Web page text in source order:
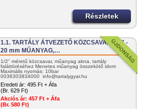
Részletek
1.1. TARTÁLY ÁTVEZETŐ KÖZCSAVAR 1/2" -
20 mm MŰANYAG,…
1/2" méretű közcsavar, műanyag akna, tartály
faláttöréséhez Menetes műanyag összekötő idom
Maximális nyomás: 10bar
0036303834000 info@tartalygyar.hu
Eredeti ár: 495 Ft + Áfa
(Br. 629 Ft)
Akciós ár: 457 Ft + Áfa
(Br. 580 Ft)